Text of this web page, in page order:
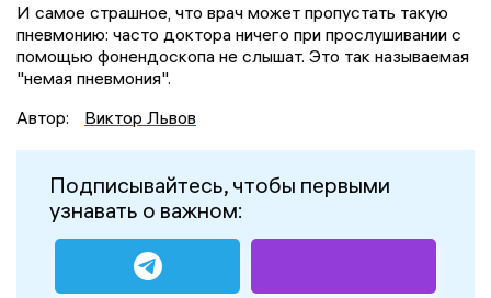
И самое страшное, что врач может пропустать такую
пневмонию: часто доктора ничего при прослушивании с
помощью фонендоскопа не слышат. Это так называемая
"немая пневмония".
Автор:
Виктор Львов
Подписывайтесь, чтобы первыми
узнавать о важном: